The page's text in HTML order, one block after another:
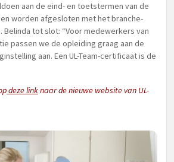
aan de eind- en toetstermen van de
worden afgesloten met het branche-
Belinda tot slot: “Voor medewerkers van
passen we de opleiding graag aan de
aan. Een UL-Team-certificaat is de
deze linknaar de nieuwe website van UL-